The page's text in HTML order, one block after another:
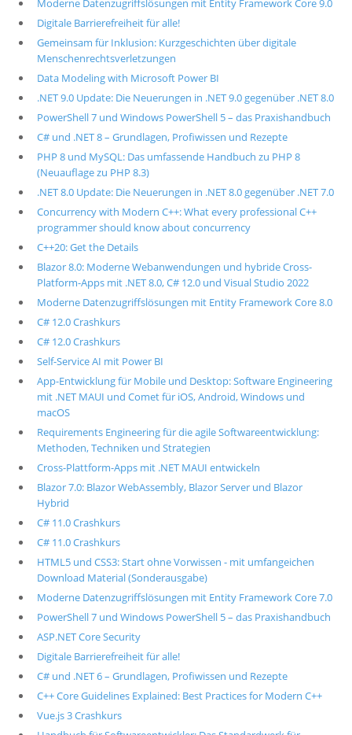
Moderne Datenzugriffslösungen mit Entity Framework Core 9.0
Digitale Barrierefreiheit für alle!
Gemeinsam für Inklusion: Kurzgeschichten über digitale
Menschenrechtsverletzungen
Data Modeling with Microsoft Power BI
.NET 9.0 Update: Die Neuerungen in .NET 9.0 gegenüber .NET 8.0
PowerShell 7 und Windows PowerShell 5 – das Praxishandbuch
C# und .NET 8 – Grundlagen, Profiwissen und Rezepte
PHP 8 und MySQL: Das umfassende Handbuch zu PHP 8
(Neuauflage zu PHP 8.3)
.NET 8.0 Update: Die Neuerungen in .NET 8.0 gegenüber .NET 7.0
Concurrency with Modern C++: What every professional C++
programmer should know about concurrency
C++20: Get the Details
Blazor 8.0: Moderne Webanwendungen und hybride Cross-
Platform-Apps mit .NET 8.0, C# 12.0 und Visual Studio 2022
Moderne Datenzugriffslösungen mit Entity Framework Core 8.0
C# 12.0 Crashkurs
C# 12.0 Crashkurs
Self-Service AI mit Power BI
App-Entwicklung für Mobile und Desktop: Software Engineering
mit .NET MAUI und Comet für iOS, Android, Windows und
macOS
Requirements Engineering für die agile Softwareentwicklung:
Methoden, Techniken und Strategien
Cross-Plattform-Apps mit .NET MAUI entwickeln
Blazor 7.0: Blazor WebAssembly, Blazor Server und Blazor
Hybrid
C# 11.0 Crashkurs
C# 11.0 Crashkurs
HTML5 und CSS3: Start ohne Vorwissen - mit umfangeichen
Download Material (Sonderausgabe)
Moderne Datenzugriffslösungen mit Entity Framework Core 7.0
PowerShell 7 und Windows PowerShell 5 – das Praxishandbuch
ASP.NET Core Security
Digitale Barrierefreiheit für alle!
C# und .NET 6 – Grundlagen, Profiwissen und Rezepte
C++ Core Guidelines Explained: Best Practices for Modern C++
Vue.js 3 Crashkurs